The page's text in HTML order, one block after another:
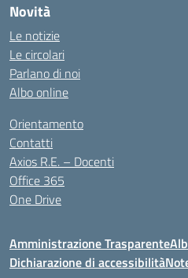
Novità
Le notizie
Le circolari
Parlano di noi
Albo online
Orientamento
Contatti
Axios R.E. – Docenti
Office 365
One Drive
Amministrazione Trasparente
Dichiarazione di accessibilità